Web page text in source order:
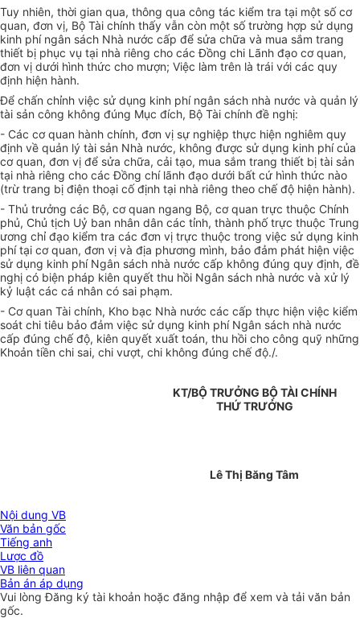
Tuy nhiên, thời gian qua, thông qua công tác kiểm tra tại một số cơ
quan, đơn vị, Bộ Tài chính thấy vẫn còn một số trường hợp sử dụng
kinh phí ngân sách Nhà nước cấp để sửa chữa và mua sắm trang
thiết bị phục vụ tại nhà riêng cho các Đồng chi Lãnh đạo cơ quan,
đơn vị dưới hình thức cho mượn; Việc làm trên là trái với các quy
định hiện hành.
Để chấn chỉnh việc sử dụng kinh phí ngân sách nhà nước và quản lý
tài sản công không đúng Mục đích, Bộ Tài chính đề nghị:
- Các cơ quan hành chính, đơn vị sự nghiệp thực hiện nghiêm quy
định về quản lý tài sản Nhà nước, không được sử dụng kinh phí của
cơ quan, đơn vị để sửa chữa, cải tạo, mua sắm trang thiết bị tài sản
tại nhà riêng cho các Đồng chí lãnh đạo dưới bất cứ hình thức nào
(trừ trang bị điện thoại cố định tại nhà riêng theo chế độ hiện hành).
- Thủ trưởng các Bộ, cơ quan ngang Bộ, cơ quan trực thuộc Chính
phủ, Chủ tịch Uỷ ban nhân dân các tỉnh, thành phố trực thuộc Trung
ương chỉ đạo kiểm tra các đơn vị trực thuộc trong việc sử dụng kinh
phí tại cơ quan, đơn vị và địa phương mình, bảo đảm phát hiện việc
sử dụng kinh phí Ngân sách nhà nước cấp không đúng quy định, đề
nghị có biện pháp kiên quyết thu hồi Ngân sách nhà nước và xử lý
kỷ luật các cá nhân có sai phạm.
- Cơ quan Tài chính, Kho bạc Nhà nước các cấp thực hiện việc kiểm
soát chi tiêu bảo đảm việc sử dụng kinh phí Ngân sách nhà nước
cấp đúng chế độ, kiên quyết xuất toán, thu hồi cho công quỹ những
Khoản tiền chi sai, chi vượt, chi không đúng chế độ./.
KT/BỘ TRƯỞNG BỘ TÀI CHÍNH
THỨ TRƯỞNG
Lê Thị Băng Tâm
Nội dung VB
Văn bản gốc
Tiếng anh
Lược đồ
VB liên quan
Bản án áp dụng
Vui lòngĐăng ký tài khoản hoặc đăng nhập để xem và tải văn bản
gốc.